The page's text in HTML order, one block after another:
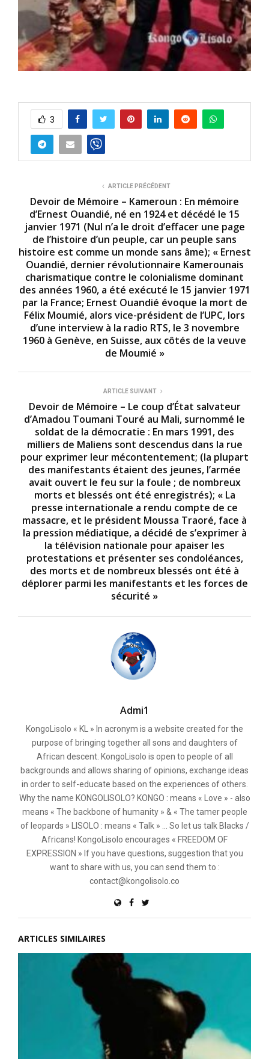
3
ARTICLE PRÉCÉDENT
Devoir de Mémoire – Kameroun : En mémoire
d’Ernest Ouandié, né en 1924 et décédé le 15
janvier 1971 (Nul n’a le droit d’effacer une page
de l’histoire d’un peuple, car un peuple sans
histoire est comme un monde sans âme); « Ernest
Ouandié, dernier révolutionnaire Kamerounais
charismatique contre le colonialisme dominant
des années 1960, a été exécuté le 15 janvier 1971
par la France; Ernest Ouandié évoque la mort de
Félix Moumié, alors vice-président de l’UPC, lors
d’une interview à la radio RTS, le 3 novembre
1960 à Genève, en Suisse, aux côtés de la veuve
de Moumié »
ARTICLE SUIVANT
Devoir de Mémoire – Le coup d’État salvateur
d’Amadou Toumani Touré au Mali, surnommé le
soldat de la démocratie : En mars 1991, des
milliers de Maliens sont descendus dans la rue
pour exprimer leur mécontentement; (la plupart
des manifestants étaient des jeunes, l’armée
avait ouvert le feu sur la foule ; de nombreux
morts et blessés ont été enregistrés); « La
presse internationale a rendu compte de ce
massacre, et le président Moussa Traoré, face à
la pression médiatique, a décidé de s’exprimer à
la télévision nationale pour apaiser les
protestations et présenter ses condoléances,
des morts et de nombreux blessés ont été à
déplorer parmi les manifestants et les forces de
sécurité »
Admi1
KongoLisolo « KL » In acronym is a website created for the
purpose of bringing together all sons and daughters of
African descent. KongoLisolo is open to people of all
backgrounds and allows sharing of opinions, exchange ideas
in order to self-educate based on the experiences of others.
Why the name KONGOLISOLO? KONGO : means « Love » - also
means « The backbone of humanity » & « The tamer people
of leopards » LISOLO : means « Talk » ... So let us talk Blacks /
Africans! KongoLisolo encourages « FREEDOM OF
EXPRESSION » If you have questions, suggestion that you
want to share with us, you can send them to :
contact@kongolisolo.co
ARTICLES SIMILAIRES